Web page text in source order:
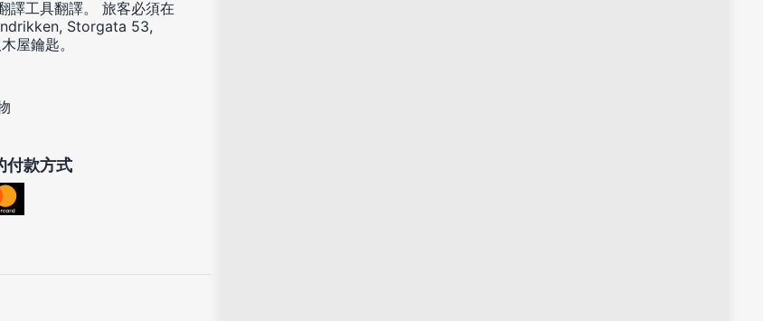
譯工具翻譯。 旅客必須在
Storgata 53,
屋鑰匙。
付款方式